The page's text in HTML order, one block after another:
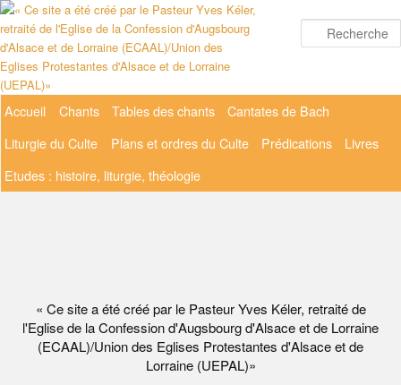
Aller
au
contenu
principal
« Ce site a été créé par le Pasteur Yves Kéler, retraité de
l'Eglise de la Confession d'Augsbourg d'Alsace et de Lorraine
(ECAAL)/Union des Eglises Protestantes d'Alsace et de
Lorraine (UEPAL)»
Menu
Accueil Chants Tables des chants
Cantates de Bach
Liturgie du Culte
Plans et ordres du Culte Prédications
Livres
Etudes : histoire, liturgie, théologie